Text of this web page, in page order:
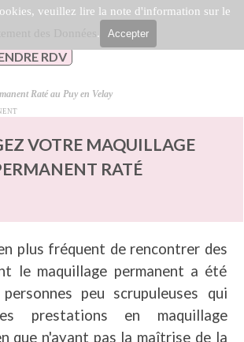
veuillez lire la note d'information sur le
. Accepter
RDV
le menu
Raté au Puy en Velay
VOTRE MAQUILLAGE
RATÉ
plus fréquent de rencontrer des
le maquillage permanent a été
peu scrupuleuses qui
prestations en maquillage
que n'ayant pas la maîtrise de la